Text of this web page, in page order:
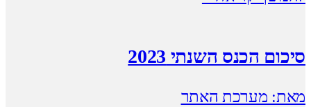
סיכום הכנס השנתי 2023
מאת: מערכת האתר